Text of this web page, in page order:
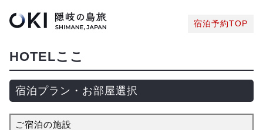
宿泊予約TOP
HOTELここ
宿泊プラン・お部屋選択
ご宿泊の施設